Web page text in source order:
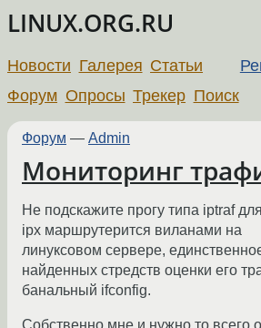
LINUX.ORG.RU
Новости Галерея Статьи
Форум Опросы Трекер Поиск
Форум — Admin
Мониторинг
Не подскажите прогу типа iptraf
ipx маршрутерится виланами на
линуксовом сервере,
найденных стредств оценки его
банальный ifconfig.